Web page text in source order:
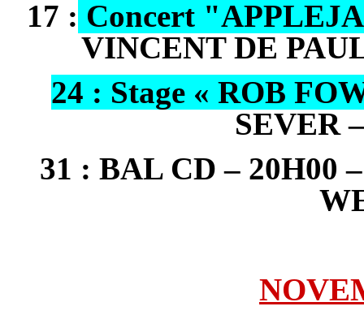
17 : Concert
VINCENT DE
24 : Stage « ROB
SEVER
31 : BAL CD – 20H00